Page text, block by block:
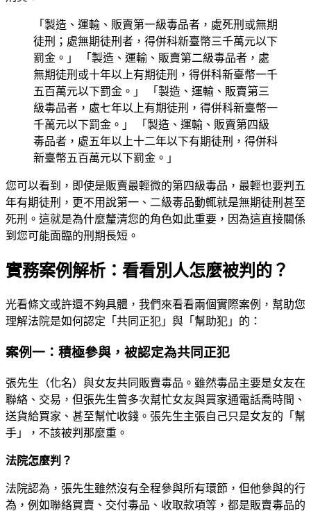
「製造、運輸、販賣第一級毒品者，處死刑或無期
徒刑；處無期徒刑者，得併科新臺幣三千萬元以下
罰金。」 「製造、運輸、販賣第二級毒品者，處
無期徒刑或十年以上有期徒刑，得併科新臺幣一千
五百萬元以下罰金。」 「製造、運輸、販賣第三
級毒品者，處七年以上有期徒刑，得併科新臺幣一
千萬元以下罰金。」 「製造、運輸、販賣第四級
毒品者，處五年以上十二年以下有期徒刑，得併科
新臺幣五百萬元以下罰金。」
您可以看到，即使是販賣最輕微的第四級毒品，最輕也要判五
年有期徒刑，更不用說第一、二級毒品動輒就是無期徒刑甚至
死刑。這就是為什麼釐清您的角色如此重要，因為這直接關係
到您可能面臨的刑期長短。
實務案例解析：看看別人怎麼被判的？
光看條文或許還不夠具體，我們來看看兩個實際案例，幫助您
理解法院是如何認定「共同正犯」與「幫助犯」的：
案例一：積極參與，被認定為共同正犯
張先生（化名）與女友共同販賣毒品。雖然毒品主要是女友在
聯絡、交易，但張先生曾多次幫忙女友與買家通電話喬時間、
送貨給買家、甚至幫忙收錢。張先生主張自己只是女友的「幫
手」，不該被判那麼重。
法院怎麼判？
法院認為，張先生雖然沒有全程參與所有環節，但他參與的行
為，例如聯絡買賣、交付毒品、收取款項等，都是販賣毒品的